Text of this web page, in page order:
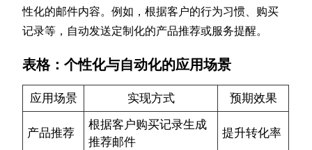
性化的邮件内容。例如，根据客户的行为习惯、购买
记录等，自动发送定制化的产品推荐或服务提醒。
表格：个性化与自动化的应用场景
应用场景 实现方式 预期效果
产品推荐
根据客户购买记录生成
推荐邮件
提升转化率